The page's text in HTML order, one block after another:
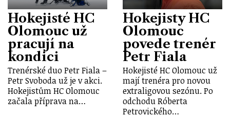
Hokejisté HC
Olomouc už
pracují na
kondici
Trenérské duo Petr Fiala –
Petr Svoboda už je v akci.
Hokejistům HC Olomouc
začala příprava na…
Hokejisty HC
Olomouc
povede trenér
Petr Fiala
Hokejisté HC Olomouc už
mají trenéra pro novou
extraligovou sezónu. Po
odchodu Róberta
Petrovického…